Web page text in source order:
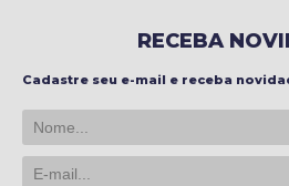
RECEBA
Cadastre seu e-mail e receba